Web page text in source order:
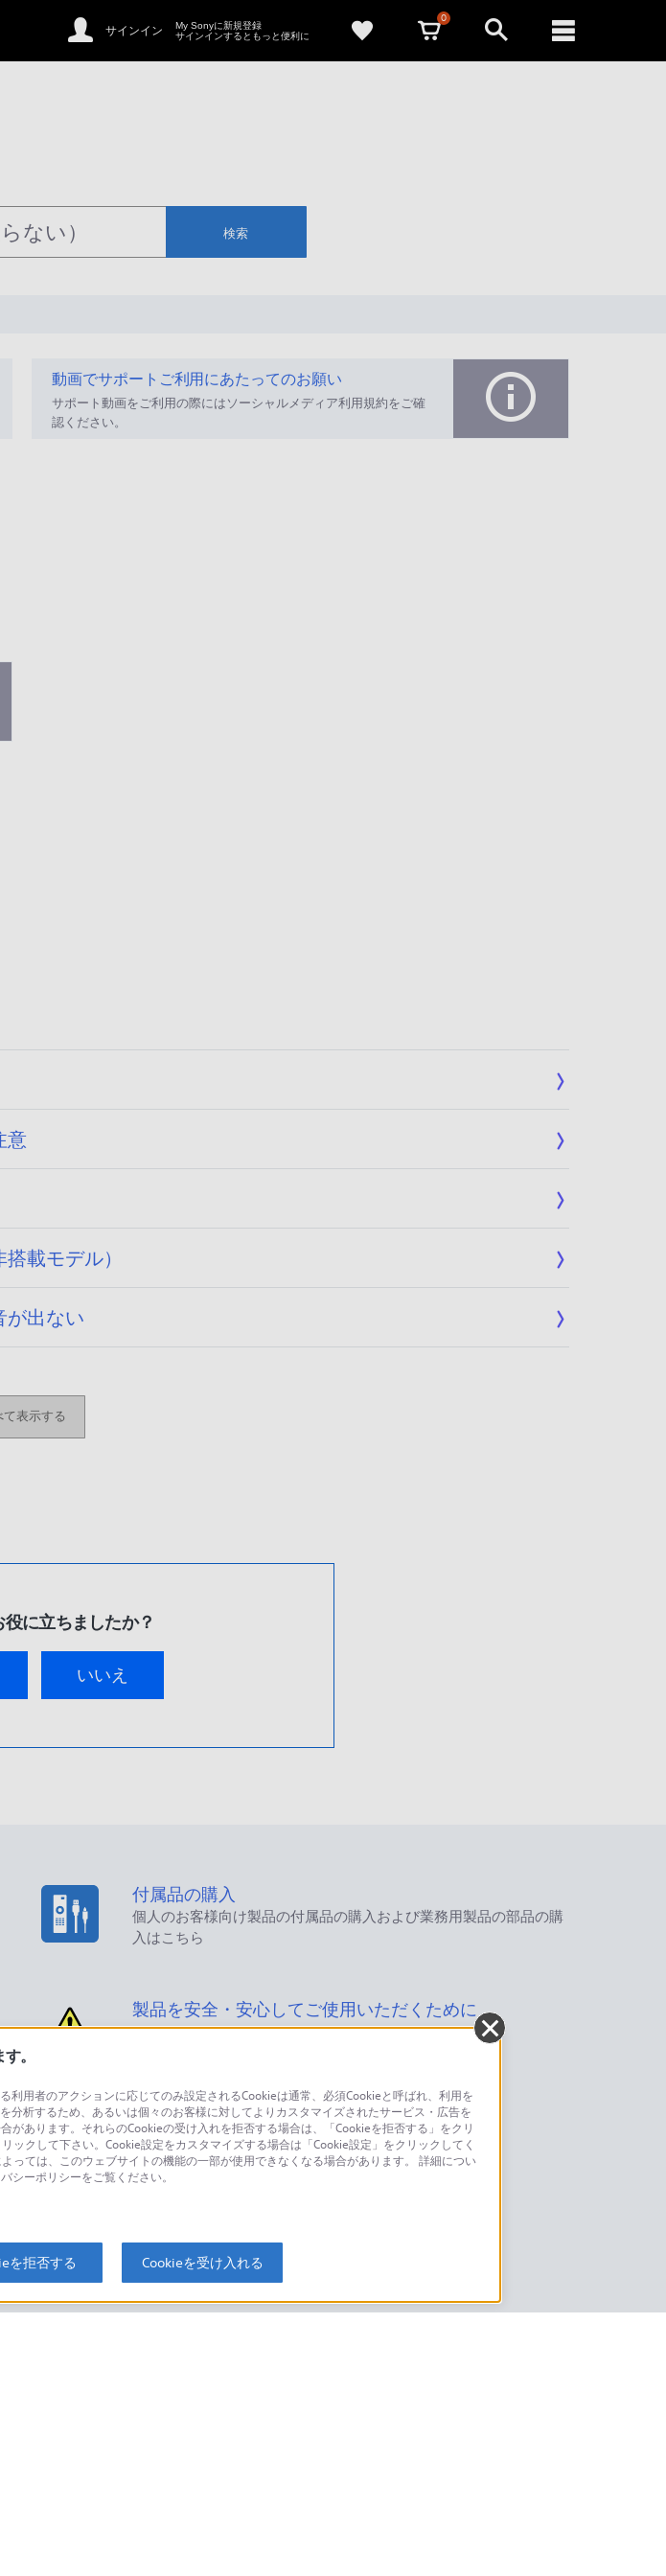
サインイン
My Sonyに新規登録
サインインするともっと便利に
0
検索
動画でサポートご利用にあたってのお願い
サポート動画をご利用の際にはソーシャルメディア利用規約をご確
認ください。
意
載モデル）
が出ない
て表示する
に立ちましたか？
いいえ
付属品の購入
個人のお客様向け製品の付属品の購入および業務用製品の部品の購
入はこちら
製品を安全・安心してご使用いただくために
製品に関するお問い合わせ
個人のお客様はこちら
海外仕様製品
オーバーシーズモデルに関してのご案内はこちら
。
用者のアクションに応じてのみ設定されるCookieは通常、必須Cookieと呼ばれ、利用を
析するため、あるいは個々のお客様に対してよりカスタマイズされたサービス・広告を
あります。それらのCookieの受け入れを拒否する場合は、「Cookieを拒否する」をクリ
クして下さい。Cookie設定をカスタマイズする場合は「Cookie設定」をクリックしてく
っては、このウェブサイトの機能の一部が使用できなくなる場合があります。 詳細につい
シーポリシーをご覧ください。
を拒否する Cookieを受け入れる